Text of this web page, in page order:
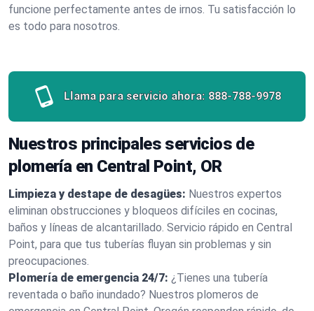
funcione perfectamente antes de irnos. Tu satisfacción lo
es todo para nosotros.
Llama para servicio ahora: 888-788-9978
Nuestros principales servicios de
plomería en Central Point, OR
Limpieza y destape de desagües: Nuestros expertos
eliminan obstrucciones y bloqueos difíciles en cocinas,
baños y líneas de alcantarillado. Servicio rápido en Central
Point, para que tus tuberías fluyan sin problemas y sin
preocupaciones.
Plomería de emergencia 24/7: ¿Tienes una tubería
reventada o baño inundado? Nuestros plomeros de